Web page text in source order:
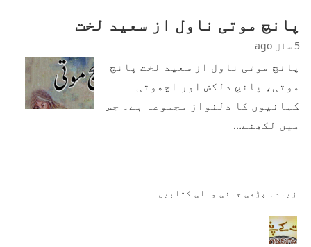
پانچ موتی ناول از سعید لخت
5 سال ago
پانچ موتی ناول از سعید لخت پانچ
موتی، پانچ دلکش اور اچھوتی
کہانیوں کا دلنواز مجموعہ ہے۔ جس
میں لکھنے…
زیادہ پڑھی جانی والی کتابیں